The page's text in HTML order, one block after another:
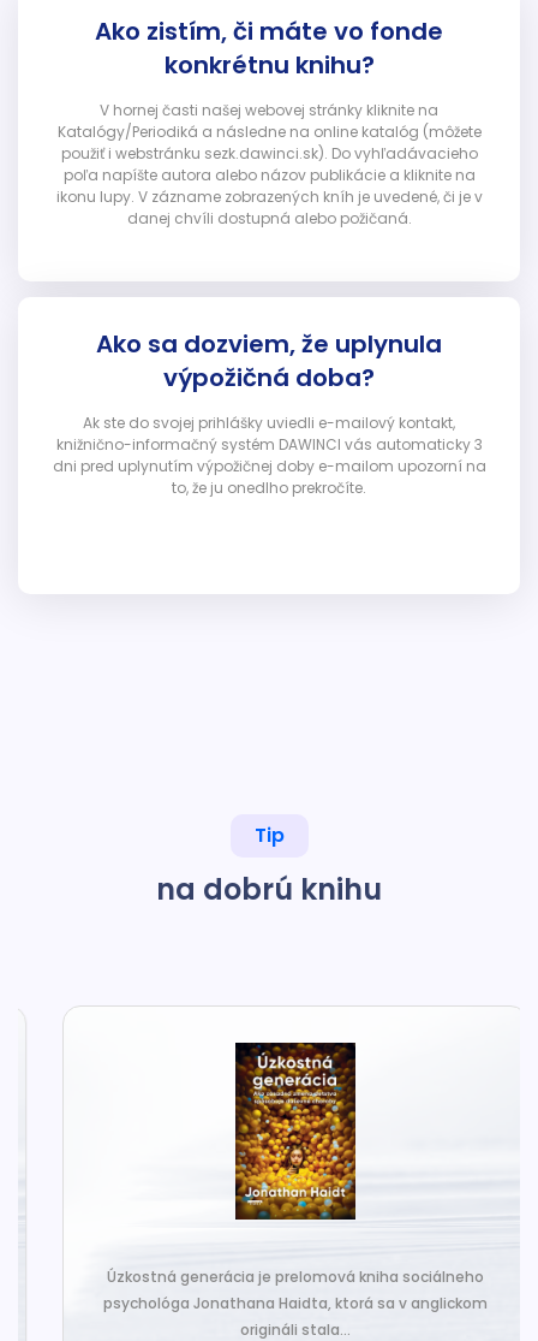
Ako zistím, či máte vo fonde
konkrétnu knihu?
V hornej časti našej webovej stránky kliknite na
Katalógy/Periodiká a následne na online katalóg (môžete
použiť i webstránku sezk.dawinci.sk). Do vyhľadávacieho
poľa napíšte autora alebo názov publikácie a kliknite na
ikonu lupy. V zázname zobrazených kníh je uvedené, či je v
danej chvíli dostupná alebo požičaná.
Ako sa dozviem, že uplynula
výpožičná doba?
Ak ste do svojej prihlášky uviedli e-mailový kontakt,
knižnično-informačný systém DAWINCI vás automaticky 3
dni pred uplynutím výpožičnej doby e-mailom upozorní na
to, že ju onedlho prekročíte.
Tip
na dobrú knihu
Úzkostná generácia je prelomová kniha sociálneho
psychológa Jonathana Haidta, ktorá sa v anglickom
origináli stala...